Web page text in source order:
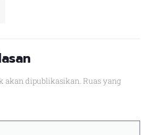
akan dipublikasikan. Ruas yang